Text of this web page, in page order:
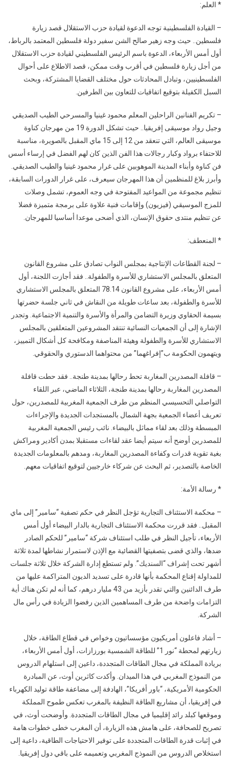
* العلم:
– القيادة الفلسطينية توجه الدعوة لقيادة حزب الاستقلال قصد زيارة
فلسطين.. حيث وجه زهير صالح الشن سفير دولة فلسطين المعتمد بالرباط،
أول أمس الأربعاء، الدعوة باسم الرئيس الفلسطيني لقيادة حزب الاستقلال
من أجل زيارة فلسطين في أقرب وقت ممكن، قصد الاطلاع على أحوال
الفلسطينيين، وتبادل المحادثات حول مختلف القضايا المشتركة، وبحث
السبل الكفيلة بتوقيع اتفاقيات للتعاون بين الطرفين.
– تكريم الفنانين الراحلين المعلم محمود غينيا والمسرحي الطيب الصديقي
وجيل رواد موسيقى إفريقيا.. حيث تشكل الدورة 19 من مهرجان كناوة
موسيقى العالم، التي تنعقد من 12 إلى 15 ماي المقبل بالصويرة، مناسبة
للاحتفاء برواد وكبار رجالات هذا الفن الذين كان لهم الفضل في إرساء أسس
فن كناوة وأبناء المدينة الموهوبين على غرار محمود غينيا والطيب الصديقي.
وأبرز بلاغ للمنظمين أن هذا المهرجان سيعرف، على غرار الدورات السابقة،
تنظيم مجموعة من المواعيد المفتوحة في وجه العموم، تشمل وصلات
للمزج الموسيقي (فيزيون) وإقامات فنية علاوة على برمجة متميزة فضلا
عن تنظيم منتدى حقوق الإنسان، الذي أضحى موعدا أساسيا للمهرجان.
* المنعطف:
– لجنة القطاعات الإنتاجية بمجلس النواب تصادق على مشروع القانون
المتعلق بالمجلس الاستشاري للأسرة والطفولة.. فقد أجازت اللجنة، أول
أمس الأربعاء، على مشروع القانون 78.14 المتعلق بالمجلس الاستشاري
للأسرة والطفولة، بعد ساعات طويلة من النقاش في ثاني جلسة حضرتها
بسيمة الحقاوي وزيرة التضامن والمرأة والأسرة والتنمية الاجتماعية. وتجدر
الإشارة إلى أن الجمعيات النسائية تنتقد المشروعين المتعلقين بالمجلس
الاستشاري للأسرة والطفولة وهيئة المناصفة ومكافحة كل أشكال التمييز،
ويتهمون الحكومة ب”إفراغهما” من محتواهما الدستوري والحقوقي.
– قافلة المصدرين المغاربة تحط رحالها بمدينة طنجة.. فقد حطت قافلة
المصدرين المغاربة رحالها بمدينة طنجة، الثلاثاء الماضي، عبر اللقاء
التواصلي التحسيسي المنظم من طرف الجمعية المغربية للمصدرين، حول
تعريف أعضاء الجمعية بجهة الشمال بالمستجدات الجديدة والإجراءات
المبسطة وذلك بعد لقاء مماثل بالبيضاء. نائب رئيس الجمعية المغربية
للمصدرين أوضح أنه سيتم أيضا عقد لقاءات مستقبلا بمدن أكادير ومراكش
بغية تقوية قدرات وكفاءة المصدرين المغاربة، ومدهم بالمعلومات الجديدة
الخاصة بالتصدير، ثم البحث عن شركاء خارجيين لتوقيع اتفاقيات معهم.
* رسالة الأمة:
– محكمة الاستئناف التجارية تؤجل النظر في حكم تصفية “سامير” إلى ماي
المقبل.. فقد قررت محكمة الاستئناف التجارية بالدار البيضاء أول أمس
الأربعاء، تأجيل النظر في طلب استئناف شركة “سامير” للحكم الصادر
ضدها، والذي قضى بتصفيتها القضائية مع الإذن لاستمرار نشاطها لمدة ثلاثة
أشهر تحت إشراف “السنديك”. ولم تستطع إدارة الشركة خلال ثلاثة جلسات
للمداولة إقناع المحكمة بأنها قادرة على تسديد الديون المتراكمة عليها من
طرف الدائنين والتي تقدر بأزيد من 43 مليار درهم، كما أنه لم تكن هناك أية
التزامات واضحة من طرف المساهمين الذين رفضوا الزيادة في رأس مال
الشركة.
– أشاد فاعلون أمريكيون مؤسساتيون وخواص في قطاع الطاقة، خلال
زيارتهم لمحطة “نور 1” للطاقة الشمسية بورزازات، أول أمس الأربعاء،
بريادة المملكة في مجال الطاقات المتجددة، داعين إلى استلهام الدروس
من النموذج المغربي في هذا الميدان. وأكدت كاثرين أوث، عن المبادرة
الحكومية الأمريكية، “باور أفريكا”، الهادفة إلى مضاعفة طاقة توليد الكهرباء
في إفريقيا، أن مشاريع الطاقة النظيفة بالمغرب تعكس طموح المملكة
وموقعها كبلد رائد إقليميا في مجال الطاقات المتجددة. وأوضحت أوث، في
تصريح للصحافة، على هامش هذه الزيارة، أن المغرب خطى خطوات هامة
في إثبات قدرة الطاقات المتجددة على توفير الاحتياجات الطاقية، داعية إلى
استخلاص الدروس من النموذج المغربي وتعميمه على باقي دول إفريقيا.